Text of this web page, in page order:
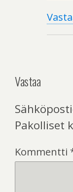
Vastaa
Pakolliset
Kommentti